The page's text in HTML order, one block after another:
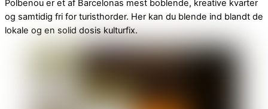
Polbenou er et af Barcelonas mest boblende, kreative kvarter
og samtidig fri for turisthorder. Her kan du blende ind blandt de
lokale og en solid dosis kulturfix.